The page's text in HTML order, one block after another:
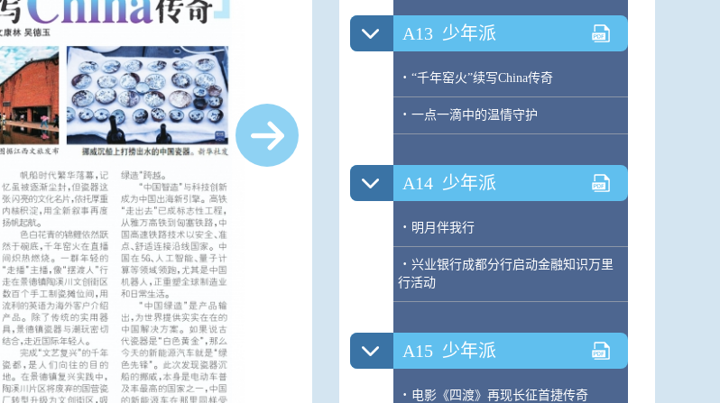
A13 少年派
· “千年窑火”续写China传奇
· 一点一滴中的温情守护
A14 少年派
· 明月伴我行
· 兴业银行成都分行启动金融知识万里
行活动
A15 少年派
· 电影《四渡》再现长征首捷传奇